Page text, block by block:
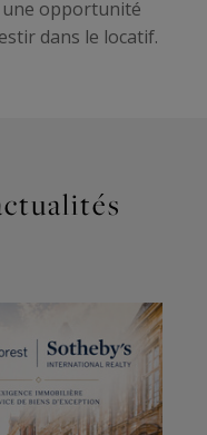
opportunité
dans le locatif.